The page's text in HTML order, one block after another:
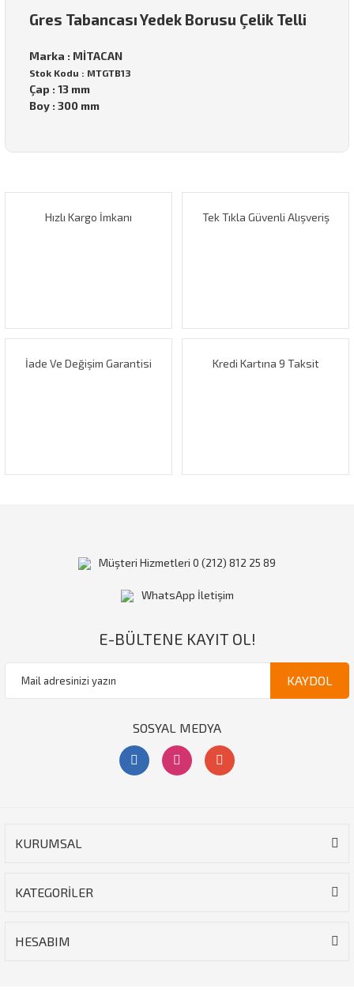
Gres Tabancası Yedek Borusu Çelik Telli
Marka : MİTACAN
Stok Kodu : MTGTB13
Çap : 13 mm
Boy : 300 mm
Görüş ve önerileriniz için teşekkür ederiz.
Hızlı Kargo İmkanı Tek Tıkla Güvenli Alışveriş
İade Ve Değişim Garantisi Kredi Kartına 9 Taksit
KURUMSAL
KATEGORİLER
HESABIM
Müşteri Hizmetleri 0 (212) 812 25 89
WhatsApp İletişim
E-BÜLTENE KAYIT OL!
KAYDOL
SOSYAL MEDYA